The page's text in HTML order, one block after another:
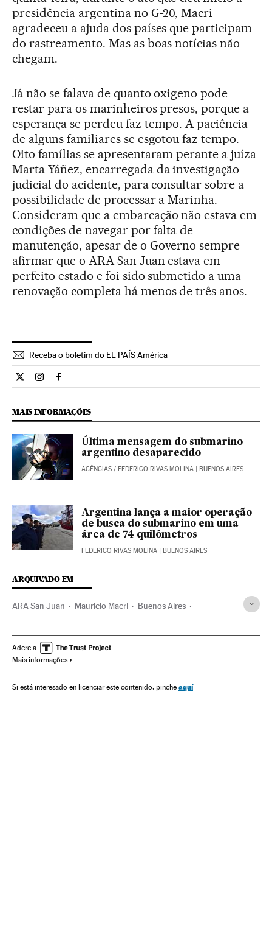
presidência argentina no G-20, Macri
agradeceu a ajuda dos países que participam
do rastreamento. Mas as boas notícias não
chegam.
Já não se falava de quanto oxigeno pode
restar para os marinheiros presos, porque a
esperança se perdeu faz tempo. A paciência
de alguns familiares se esgotou faz tempo.
Oito famílias se apresentaram perante a juíza
Marta Yáñez, encarregada da investigação
judicial do acidente, para consultar sobre a
possibilidade de processar a Marinha.
Consideram que a embarcação não estava em
condições de navegar por falta de
manutenção, apesar de o Governo sempre
afirmar que o ARA San Juan estava em
perfeito estado e foi sido submetido a uma
renovação completa há menos de três anos.
Receba o boletim do EL PAÍS América
Internacional El País Brasil en Twitter
Internacional El País Brasil en Instagram
Internacional El País Brasil en Facebook
MAIS INFORMAÇÕES
Última mensagem do submarino
argentino desaparecido
AGÊNCIAS / FEDERICO RIVAS MOLINA | BUENOS AIRES
Argentina lança a maior operação
de busca do submarino em uma
área de 74 quilômetros
FEDERICO RIVAS MOLINA | BUENOS AIRES
ARQUIVADO EM
ARA San Juan Mauricio Macri Buenos Aires
Pessoas desaparecidas Forças armadas
Transporte militar
América Latina Defesa América
Adere a
Mais informações
Si está interesado en licenciar este contenido, pinche aquí